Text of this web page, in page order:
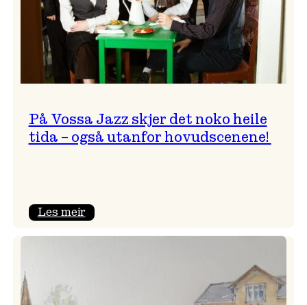
På Vossa Jazz skjer det noko heile
tida – også utanfor hovudscenene!
Les meir: